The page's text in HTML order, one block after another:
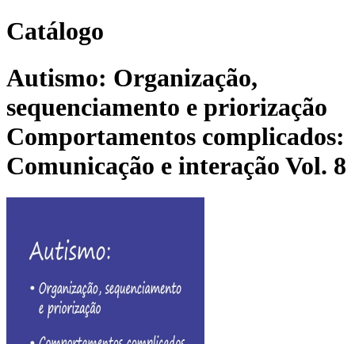
Catálogo
Autismo: Organização,
sequenciamento e priorização
Comportamentos complicados:
Comunicação e interação Vol. 8